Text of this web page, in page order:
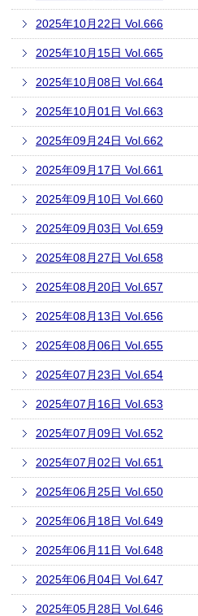
2025年10月22日 Vol.666
2025年10月15日 Vol.665
2025年10月08日 Vol.664
2025年10月01日 Vol.663
2025年09月24日 Vol.662
2025年09月17日 Vol.661
2025年09月10日 Vol.660
2025年09月03日 Vol.659
2025年08月27日 Vol.658
2025年08月20日 Vol.657
2025年08月13日 Vol.656
2025年08月06日 Vol.655
2025年07月23日 Vol.654
2025年07月16日 Vol.653
2025年07月09日 Vol.652
2025年07月02日 Vol.651
2025年06月25日 Vol.650
2025年06月18日 Vol.649
2025年06月11日 Vol.648
2025年06月04日 Vol.647
2025年05月28日 Vol.646